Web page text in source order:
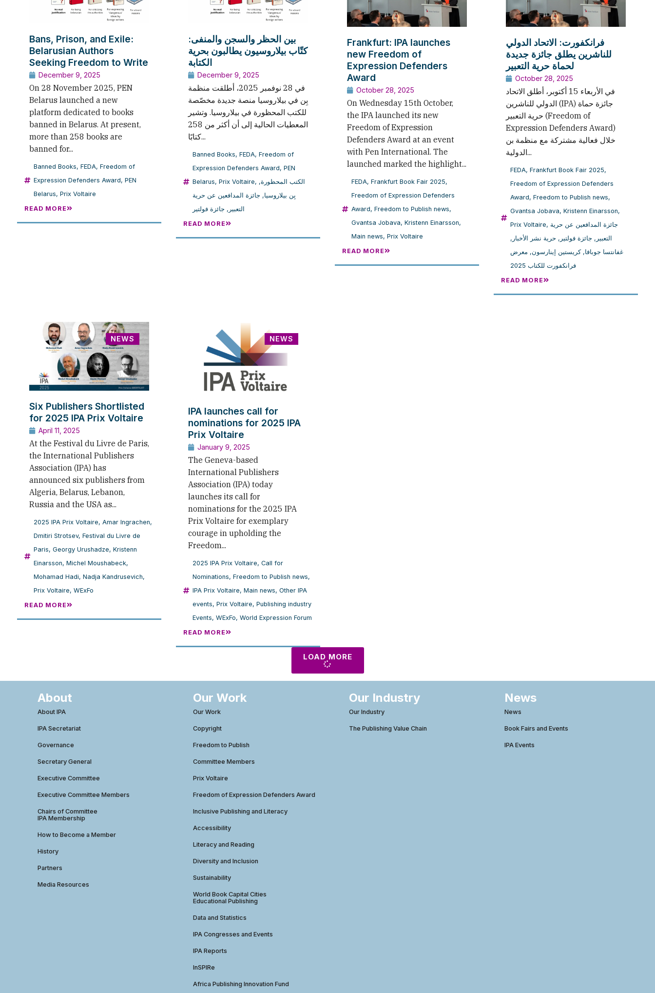
Bans, Prison, and Exile:
Belarusian Authors
Seeking Freedom to Write
December 9, 2025
On 28 November 2025, PEN
Belarus launched a new
platform dedicated to books
banned in Belarus. At present,
more than 258 books are
banned for...
Banned Books, FEDA, Freedom of
Expression Defenders Award, PEN
Belarus, Prix Voltaire
READ MORE
بين الحظر والسجن والمنفى:
كتّاب بيلاروسيون يطالبون بحرية
الكتابة
December 9, 2025
في 28 نوفمبر 2025، أطلقت منظمة
بِن في بيلاروسيا منصة جديدة مخصّصة
للكتب المحظورة في بيلاروسيا. وتشير
المعطيات الحالية إلى أن أكثر من 258
كتابًا...
Banned Books, FEDA, Freedom of
Expression Defenders Award, PEN
Belarus, Prix Voltaire, الكتب المحظورة,
بِن بيلاروسيا, جائزة المدافعين عن حرية
التعبير , جائزة فولتير
READ MORE
Frankfurt: IPA launches
new Freedom of
Expression Defenders
Award
October 28, 2025
On Wednesday 15th October,
the IPA launched its new
Freedom of Expression
Defenders Award at an event
with Pen International. The
launched marked the highlight...
FEDA, Frankfurt Book Fair 2025,
Freedom of Expression Defenders
Award, Freedom to Publish news,
Gvantsa Jobava, Kristenn Einarsson,
Main news, Prix Voltaire
READ MORE
فرانكفورت: الاتحاد الدولي
للناشرين يطلق جائزة جديدة
لحماة حرية التعبير
October 28, 2025
في الأربعاء 15 أكتوبر، أطلق الاتحاد
الدولي للناشرين (IPA) جائزة حماة
حرية التعبير (Freedom of
Expression Defenders Award)
خلال فعالية مشتركة مع منظمة بن
الدولية...
FEDA, Frankfurt Book Fair 2025,
Freedom of Expression Defenders
Award, Freedom to Publish news,
Gvantsa Jobava, Kristenn Einarsson,
Prix Voltaire, جائزة المدافعين عن حرية
التعبير , جائزة فولتير , حرية نشر الأخبار ,
غفانتسا جوبافا,كريستين إينارسون, معرض
فرانكفورت للكتاب 2025
READ MORE
NEWS
Six Publishers Shortlisted
for 2025 IPA Prix Voltaire
April 11, 2025
At the Festival du Livre de Paris,
the International Publishers
Association (IPA) has
announced six publishers from
Algeria, Belarus, Lebanon,
Russia and the USA as...
2025 IPA Prix Voltaire, Amar Ingrachen,
Dmitiri Strotsev, Festival du Livre de
Paris, Georgy Urushadze, Kristenn
Einarsson, Michel Moushabeck,
Mohamad Hadi, Nadja Kandrusevich,
Prix Voltaire, WExFo
READ MORE
NEWS
IPA launches call for
nominations for 2025 IPA
Prix Voltaire
January 9, 2025
The Geneva-based
International Publishers
Association (IPA) today
launches its call for
nominations for the 2025 IPA
Prix Voltaire for exemplary
courage in upholding the
Freedom...
2025 IPA Prix Voltaire, Call for
Nominations, Freedom to Publish news,
IPA Prix Voltaire, Main news, Other IPA
events, Prix Voltaire, Publishing industry
Events, WExFo, World Expression Forum
READ MORE
LOAD MORE
About
About IPA
IPA Secretariat
Governance
Secretary General
Executive Committee
Executive Committee Members
Chairs of Committee
IPA Membership
How to Become a Member
History
Partners
Media Resources
Our Work
Our Work
Copyright
Freedom to Publish
Committee Members
Prix Voltaire
Freedom of Expression Defenders Award
Inclusive Publishing and Literacy
Accessibility
Literacy and Reading
Diversity and Inclusion
Sustainability
World Book Capital Cities
Educational Publishing
Data and Statistics
IPA Congresses and Events
IPA Reports
InSPIRe
Africa Publishing Innovation Fund
Our Industry
Our Industry
The Publishing Value Chain
News
News
Book Fairs and Events
IPA Events